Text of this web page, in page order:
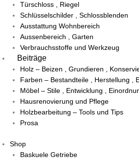
Türschloss , Riegel
Schlüsselschilder , Schlossblenden
Ausstattung Wohnbereich
Aussenbereich , Garten
Verbrauchsstoffe und Werkzeug
Beiträge
Holz – Beizen , Grundieren ,
Farben – Bestandteile , Herstellung ,
Möbel – Stile , Entwicklung ,
Hausrenovierung und Pflege
Holzbearbeitung – Tools und Tips
Prosa
Shop
Baskuele Getriebe